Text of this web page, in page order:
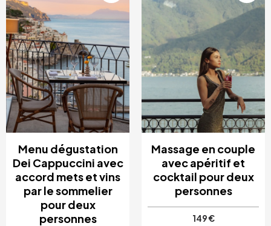
Menu dégustation
Dei Cappuccini avec
accord mets et vins
par le sommelier
pour deux
personnes
Massage en couple
avec apéritif et
cocktail pour deux
personnes
149 €